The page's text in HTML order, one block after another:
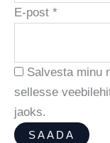
E-post *
Salvesta minu
sellesse
jaoks.